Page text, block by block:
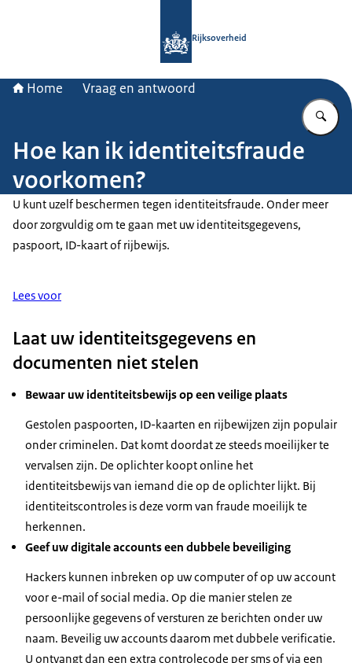
Rijksoverheid
Home Vraag en antwoord
Hoe kan ik identiteitsfraude
voorkomen?
U kunt uzelf beschermen tegen identiteitsfraude. Onder meer
door zorgvuldig om te gaan met uw identiteitsgegevens,
paspoort, ID-kaart of rijbewijs.
Lees voor
Laat uw identiteitsgegevens en
documenten niet stelen
Bewaar uw identiteitsbewijs op een veilige plaats
Gestolen paspoorten, ID-kaarten en rijbewijzen zijn populair
onder criminelen. Dat komt doordat ze steeds moeilijker te
vervalsen zijn. De oplichter koopt online het
identiteitsbewijs van iemand die op de oplichter lijkt. Bij
identiteitscontroles is deze vorm van fraude moeilijk te
herkennen.
Geef uw digitale accounts een dubbele beveiliging
Hackers kunnen inbreken op uw computer of op uw account
voor e-mail of social media. Op die manier stelen ze
persoonlijke gegevens of versturen ze berichten onder uw
naam. Beveilig uw accounts daarom met dubbele verificatie.
U ontvangt dan een extra controlecode per sms of via een